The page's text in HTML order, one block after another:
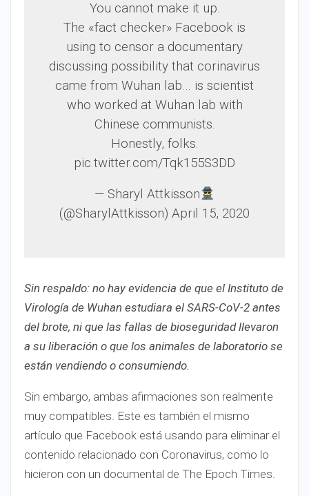
You cannot make it up.
The «fact checker» Facebook is
using to censor a documentary
discussing possibility that corinavirus
came from Wuhan lab… is scientist
who worked at Wuhan lab with
Chinese communists.
Honestly, folks.
pic.twitter.com/Tqk155S3DD
— Sharyl Attkisson
(@SharylAttkisson) April 15, 2020
Sin respaldo: no hay evidencia de que el Instituto de
Virología de Wuhan estudiara el SARS-CoV-2 antes
del brote, ni que las fallas de bioseguridad llevaron
a su liberación o que los animales de laboratorio se
están vendiendo o consumiendo.
Sin embargo, ambas afirmaciones son realmente
muy compatibles. Este es también el mismo
artículo que Facebook está usando para eliminar el
contenido relacionado con Coronavirus, como lo
hicieron con un documental de The Epoch Times.